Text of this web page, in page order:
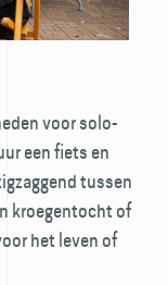
voor solo-
een fiets en
tussen
kroegentocht of
het leven of